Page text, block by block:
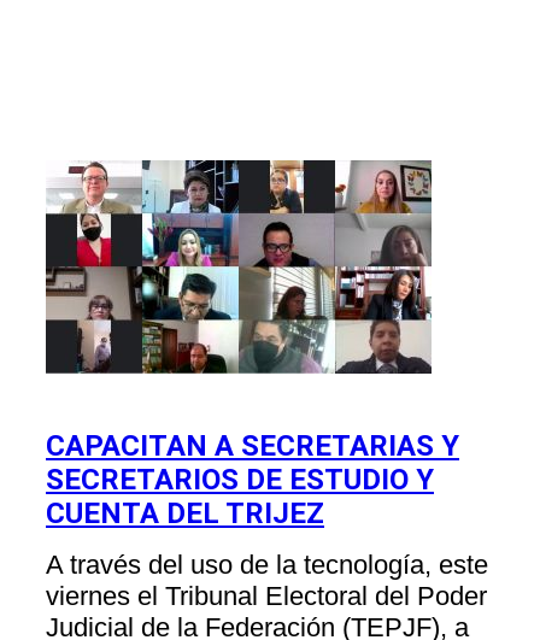
CAPACITAN A SECRETARIAS Y
SECRETARIOS DE ESTUDIO Y
CUENTA DEL TRIJEZ
A través del uso de la tecnología, este
viernes el Tribunal Electoral del Poder
Judicial de la Federación (TEPJF), a